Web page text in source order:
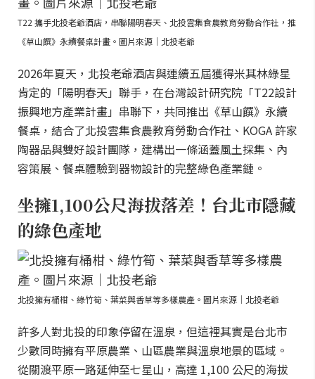
T22 攜手北投老爺酒店，串聯陽明春天、北投雲集食農教育勞動合作社，推
《草山饌》永續餐桌計畫。圖片來源｜北投老爺
2026年夏天，北投老爺酒店與連續五屆獲得米其林綠星
肯定的「陽明春天」聯手，在台灣設計研究院「T22設計
振興地方產業計畫」串聯下，共同推出《草山饌》永續
餐桌，結合了北投雲集食農教育勞動合作社、KOGA 許家
陶器品與雙好設計團隊，建構出一條涵蓋風土採集、內
容策展、餐桌體驗到器物設計的完整綠色產業鏈。
坐擁1,100公尺海拔落差！台北市隱藏
的綠色產地
北投擁有桶柑、綠竹筍、葉菜與香草等多樣農產。圖片來源｜北投老爺
許多人對北投的印象停留在溫泉，但這裡其實是台北市
少數同時擁有平原農業、山區農業與溫泉地景的區域。
從關渡平原一路延伸至七星山，高達 1,100 公尺的海拔